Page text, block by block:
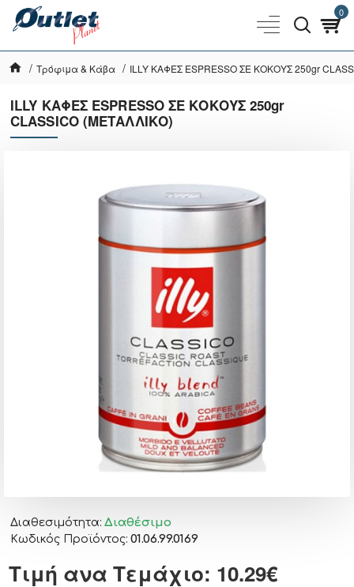
0
Τρόφιμα & Κάβα ILLY ΚΑΦΕΣ ESPRESSO ΣΕ ΚΟΚΟΥΣ 250gr
ILLY ΚΑΦΕΣ ESPRESSO ΣΕ ΚΟΚΟΥΣ 250gr
CLASSICO (ΜΕΤΑΛΛΙΚΟ)
Διαθεσιμότητα: Διαθέσιμο
Κωδικός Προϊόντος: 01.06.99.0169
Τιμή ανα Τεμάχιο: 10.29€